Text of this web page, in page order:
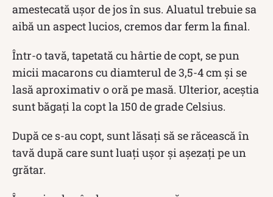
amestecată ușor de jos în sus. Aluatul trebuie sa
aibă un aspect lucios, cremos dar ferm la final.
Într-o tavă, tapetată cu hârtie de copt, se pun
micii macarons cu diamterul de 3,5-4 cm și se
lasă aproximativ o oră pe masă. Ulterior, aceștia
sunt băgați la copt la 150 de grade Celsius.
După ce s-au copt, sunt lăsați să se răcească în
tavă după care sunt luați ușor și așezați pe un
grătar.